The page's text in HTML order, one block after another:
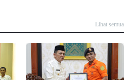
Lihat semua